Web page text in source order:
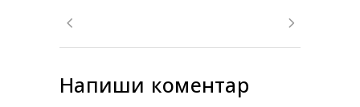
Напиши коментар